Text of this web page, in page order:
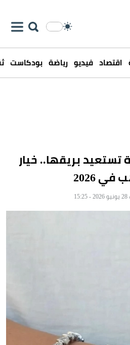
اقتصاد فيديو رياضة بودكاست
بريقها.. خيار
2026